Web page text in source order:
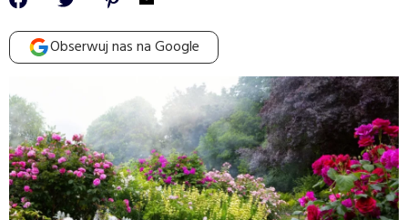
Obserwuj nas na Google